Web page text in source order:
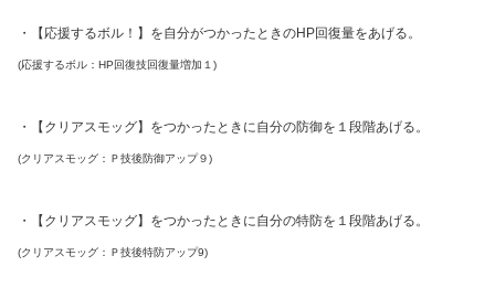
・【応援するボル！】を自分がつかったときのHP回復量をあげる。
(応援するボル：HP回復技回復量増加１)
・【クリアスモッグ】をつかったときに自分の防御を１段階あげる。
(クリアスモッグ：Ｐ技後防御アップ９)
・【クリアスモッグ】をつかったときに自分の特防を１段階あげる。
(クリアスモッグ：Ｐ技後特防アップ9)